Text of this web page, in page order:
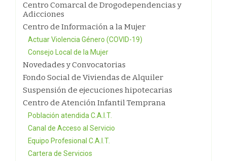
Centro Comarcal de Drogodependencias y
Adicciones
Centro de Información a la Mujer
Actuar Violencia Género (COVID-19)
Consejo Local de la Mujer
Novedades y Convocatorias
Fondo Social de Viviendas de Alquiler
Suspensión de ejecuciones hipotecarias
Centro de Atención Infantil Temprana
Población atendida C.A.I.T.
Canal de Acceso al Servicio
Equipo Profesional C.A.I.T.
Cartera de Servicios